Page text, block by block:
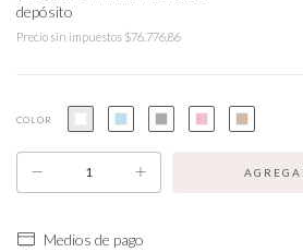
depósito
Precio sin impuestos $76.776,86
COLOR
Medios de pago